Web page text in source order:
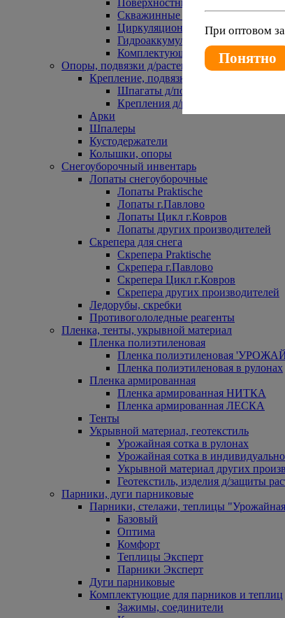
Поверхностные насосы
Скважинные насосы
Циркуляционные насосы
Гидроаккумуляторы и
Комплектующие к насосам
Опоры, подвязки д/растений
Крепление, подвязки д/растений
Шпагаты д/подвязки растений
Крепления д/растений
Арки
Шпалеры
Кустодержатели
Колышки, опоры
Снегоуборочный инвентарь
Лопаты снегоуборочные
Лопаты Praktische
Лопаты г.Павлово
Лопаты Цикл г.Ковров
Лопаты других производителей
Скрепера для снега
Скрепера Praktische
Скрепера г.Павлово
Скрепера Цикл г.Ковров
Скрепера других производителей
Ледорубы, скребки
Противогололедные реагенты
Пленка, тенты, укрывной материал
Пленка полиэтиленовая
Пленка полиэтиленовая
Пленка полиэтиленовая в рулонах
Пленка армированная
Пленка армированная НИТКА
Пленка армированная ЛЕСКА
Тенты
Укрывной материал, геотекстиль
Урожайная сотка в рулонах
Урожайная сотка в
Укрывной материал других
Геотекстиль, изделия д/защиты
Парники, дуги парниковые
Парники, стелажи, теплицы
Базовый
Оптима
Комфорт
Теплицы Эксперт
Парники Эксперт
Дуги парниковые
Комплектующие для парников и теплиц
Зажимы, соединители
При оптовом
Понятно